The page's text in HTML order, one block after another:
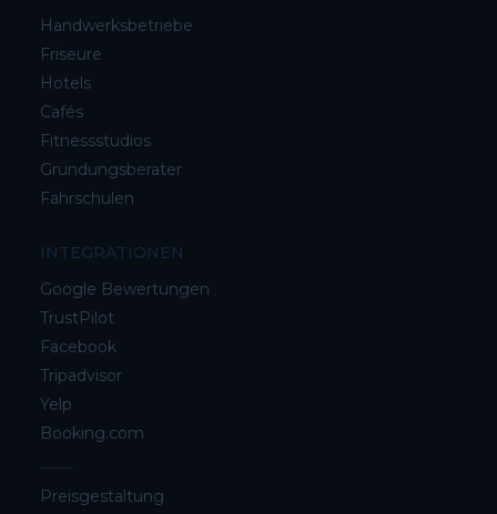
Handwerksbetriebe
Friseure
Hotels
Cafés
Fitnessstudios
Gründungsberater
Fahrschulen
INTEGRATIONEN
Google Bewertungen
TrustPilot
Facebook
Tripadvisor
Yelp
Booking.com
Preisgestaltung